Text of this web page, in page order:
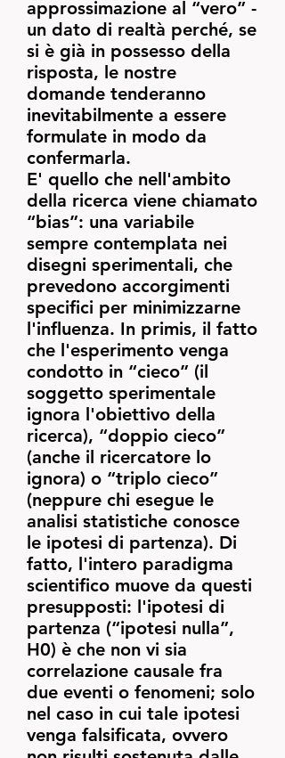
approssimazione al “vero” -
un dato di realtà perché, se
si è già in possesso della
risposta, le nostre
domande tenderanno
inevitabilmente a essere
formulate in modo da
confermarla.
E' quello che nell'ambito
della ricerca viene chiamato
“bias”: una variabile
sempre contemplata nei
disegni sperimentali, che
prevedono accorgimenti
specifici per minimizzarne
l'influenza. In primis, il fatto
che l'esperimento venga
condotto in “cieco” (il
soggetto sperimentale
ignora l'obiettivo della
ricerca), “doppio cieco”
(anche il ricercatore lo
ignora) o “triplo cieco”
(neppure chi esegue le
analisi statistiche conosce
le ipotesi di partenza). Di
fatto, l'intero paradigma
scientifico muove da questi
presupposti: l'ipotesi di
partenza (“ipotesi nulla”,
H0) è che non vi sia
correlazione causale fra
due eventi o fenomeni; solo
nel caso in cui tale ipotesi
venga falsificata, ovvero